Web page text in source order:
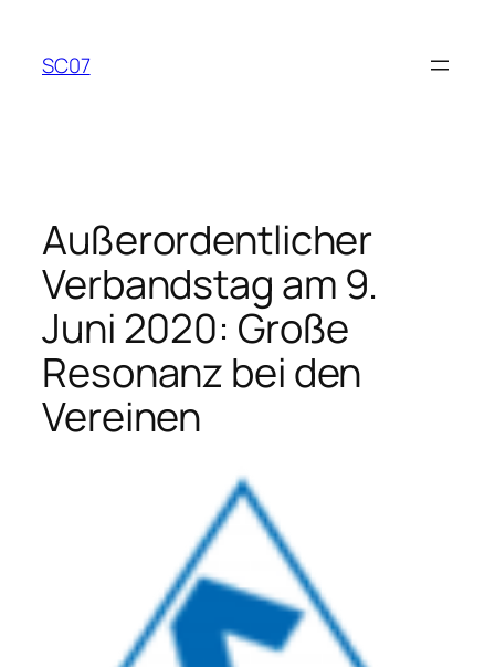
springen
SC07
Außerordentlicher
Verbandstag am 9.
Juni 2020: Große
Resonanz bei den
Vereinen